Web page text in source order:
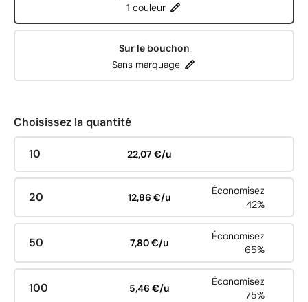
1 couleur
Sur le bouchon
Sans marquage
Choisissez la quantité
10 22,07 €/u
20 12,86 €/u
Économisez
42%
50 7,80 €/u
Économisez
65%
100 5,46 €/u
Économisez
75%